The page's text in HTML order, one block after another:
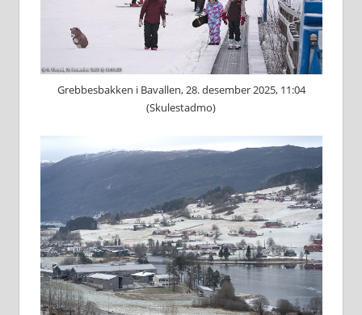
Grebbesbakken i Bavallen, 28. desember 2025, 11:04
(Skulestadmo)